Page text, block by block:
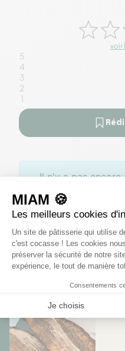
voir
5
4
3
2
1
Il n'y a pas